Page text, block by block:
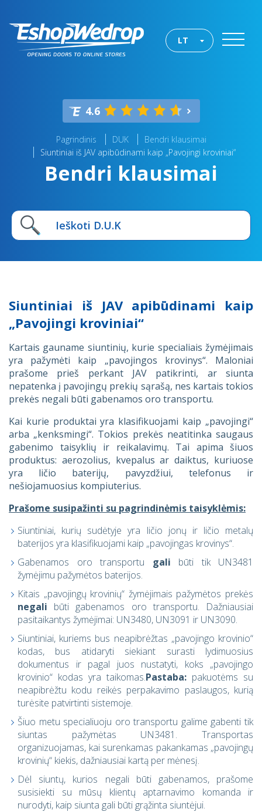
LT
4.6
Pagrindinis DUK
Bendri klausimai
Siuntiniai iš JAV apibūdinami kaip „Pavojingi kroviniai“
Bendri klausimai
Siuntiniai iš JAV apibūdinami kaip
„Pavojingi kroviniai“
Kartais gauname siuntinių, kurie specialiais žymėjimais
yra pažymėti kaip „pavojingos krovinys“. Maloniai
prašome prieš perkant JAV patikrinti, ar siunta
nepatenka į pavojingų prekių sąrašą, nes kartais tokios
prekės negali būti gabenamos oro transportu.
Kai kurie produktai yra klasifikuojami kaip „pavojingi“
arba „kenksmingi“. Tokios prekės neatitinka saugaus
gabenimo taisyklių ir reikalavimų. Tai apima šiuos
produktus: aerozolius, kvepalus ar daiktus, kuriuose
yra ličio baterijų, pavyzdžiui, telefonus ir
nešiojamuosius kompiuterius.
Prašome susipažinti su pagrindinėmis taisyklėmis:
Siuntiniai, kurių sudėtyje yra ličio jonų ir ličio metalų
baterijos yra klasifikuojami kaip „pavojingas krovinys“.
Gabenamos oro transportu gali būti tik UN3481
žymėjimu pažymėtos baterijos.
Kitais „pavojingų krovinių“ žymėjimais pažymėtos prekės
negali būti gabenamos oro transportu. Dažniausiai
pasitaikantys žymėjimai: UN3480, UN3091 ir UN3090.
Siuntiniai, kuriems bus neapibrėžtas „pavojingo krovinio“
kodas, bus atidaryti siekiant surasti lydimuosius
dokumentus ir pagal juos nustatyti, koks „pavojingo
krovinio“ kodas yra taikomas.Pastaba: pakuotėms su
neapibrėžtu kodu reikės perpakavimo paslaugos, kurią
turėsite patvirtinti sistemoje.
Šiuo metu specialiuoju oro transportu galime gabenti tik
siuntas pažymėtas UN3481. Transportas
organizuojamas, kai surenkamas pakankamas „pavojingų
krovinių“ kiekis, dažniausiai kartą per mėnesį.
Dėl siuntų, kurios negali būti gabenamos, prašome
susisiekti su mūsų klientų aptarnavimo komanda ir
nurodyti, kaip siunta gali būti grąžinta siuntėjui.